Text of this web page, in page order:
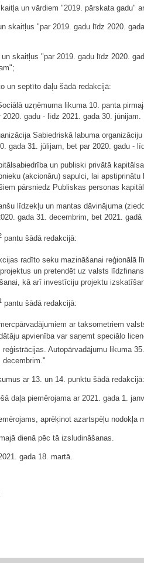
un vārdiem "2019. pārskata gadu"
skaitļus "par 2019. gadu līdz 2020.
skaitļus "par 2019. gadu līdz 2020.
un septīto daļu šādā redakcijā:
uzņēmuma likuma 10. panta
gadu - līdz 2021. gada 30. jūnijam.
Sabiedriskā labuma
gada 31. jūlijam, bet par 2020. gadu -
un publiski privātā
(akcionāru) sapulci, lai
pārsniedz Publiskas personas
līdzekļu un mantas dāvinājuma
gada 31. decembrim, bet 2021.
pantu šādā redakcijā:
radīto seku mazināšanai reģionālā
un pretendēt uz valsts
kā arī investīciju projektu
pantu šādā redakcijā:
ar taksometriem
apvienība var saņemt speciālo
Autopārvadājumu likuma 35.
decembrim."
ar 13. un 14. punktu šādā redakcijā:
daļa piemērojama ar 2021. gada 1.
aprēķinot azartspēļu nodokļa
dienā pēc tā izsludināšanas.
gada 18. martā.